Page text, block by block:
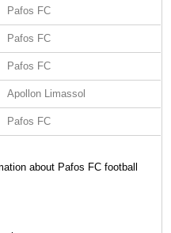
Pafos FC
Pafos FC
Pafos FC
Apollon Limassol
Pafos FC
about Pafos FC football